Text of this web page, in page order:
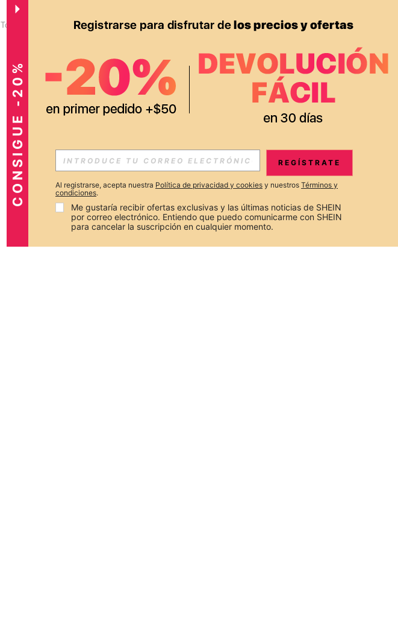
Total de 1 páginas 1
CONSIGUE -20% REGÍSTRATE
Al registrarse, acepta nuestra Política de privacidad y cookies y nuestros Términos y
condiciones.
Me gustaría recibir ofertas exclusivas y las últimas noticias de SHEIN
por correo electrónico. Entiendo que puedo comunicarme con SHEIN
para cancelar la suscripción en cualquier momento.